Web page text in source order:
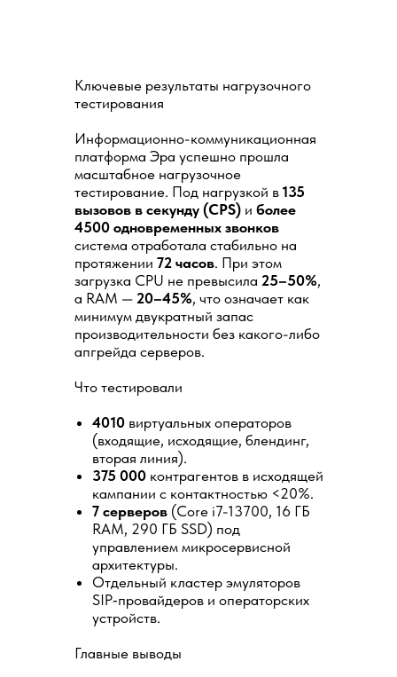
Ключевые результаты нагрузочного
тестирования
Информационно-коммуникационная
платформа Эра успешно прошла
масштабное нагрузочное
тестирование. Под нагрузкой в 135
вызовов в секунду (CPS) и более
4500 одновременных звонков
система отработала стабильно на
протяжении 72 часов. При этом
загрузка CPU не превысила 25–50%,
а RAM — 20–45%, что означает как
минимум двукратный запас
производительности без какого-либо
апгрейда серверов.
Что тестировали
4010 виртуальных операторов
(входящие, исходящие, блендинг,
вторая линия).
375 000 контрагентов в исходящей
кампании с контактностью <20%.
7 серверов (Core i7-13700, 16 ГБ
RAM, 290 ГБ SSD) под
управлением микросервисной
архитектуры.
Отдельный кластер эмуляторов
SIP‑провайдеров и операторских
устройств.
Главные выводы